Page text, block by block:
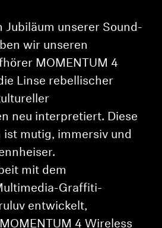
Jubiläum unserer Sound-
wir unseren
MOMENTUM 4
Linse rebellischer
neu interpretiert. Diese
ist mutig, immersiv und
mit dem
Graffiti-
entwickelt,
4 Wireless